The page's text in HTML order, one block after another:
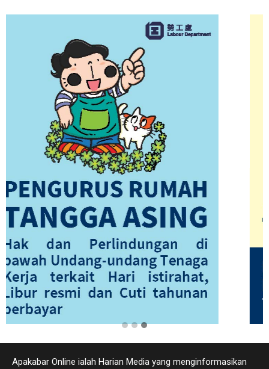
Apakabar Online ialah Harian Media yang menginformasikan